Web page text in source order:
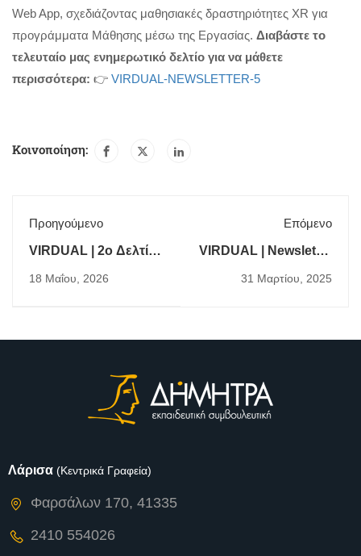
Web App, σχεδιάζοντας μαθησιακές δραστηριότητες XR για
προγράμματα Μάθησης μέσω της Εργασίας. Διαβάστε το
τελευταίο μας ενημερωτικό δελτίο για να μάθετε
περισσότερα: 👉 VIRDUAL-NEWSLETTER-5
Κοινοποίηση:
Προηγούμενο
VIRDUAL | 2ο Δελτίο
18 Μαΐου, 2026
Επόμενο
VIRDUAL | Newsletter
31 Μαρτίου, 2025
Λάρισα (Κεντρικά Γραφεία)
Φαρσάλων 170, 41335
2410 554026